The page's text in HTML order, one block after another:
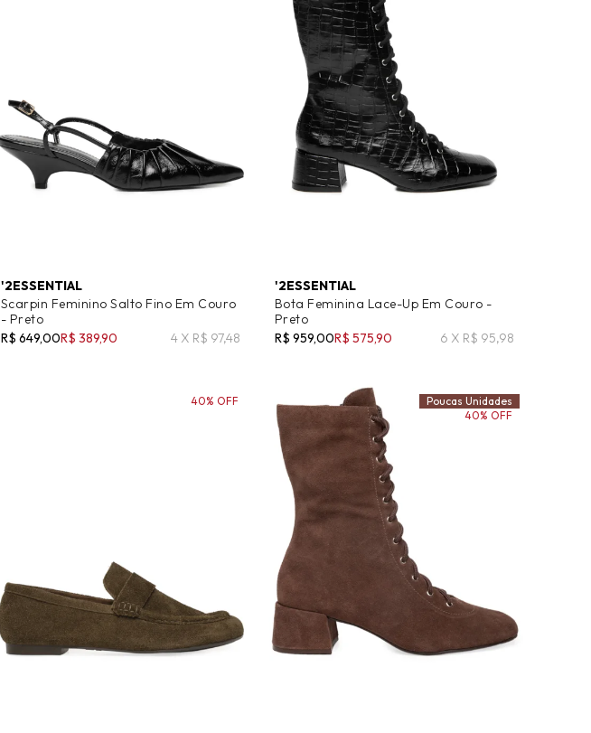
'2ESSENTIAL
Scarpin Feminino Salto Fino Em Couro
- Preto
R$ 649,00R$ 389,90 4 X R$ 97,48
'2ESSENTIAL
Bota Feminina Lace-Up Em Couro -
Preto
R$ 959,00R$ 575,90 6 X R$ 95,98
40% OFF
Poucas Unidades
40% OFF